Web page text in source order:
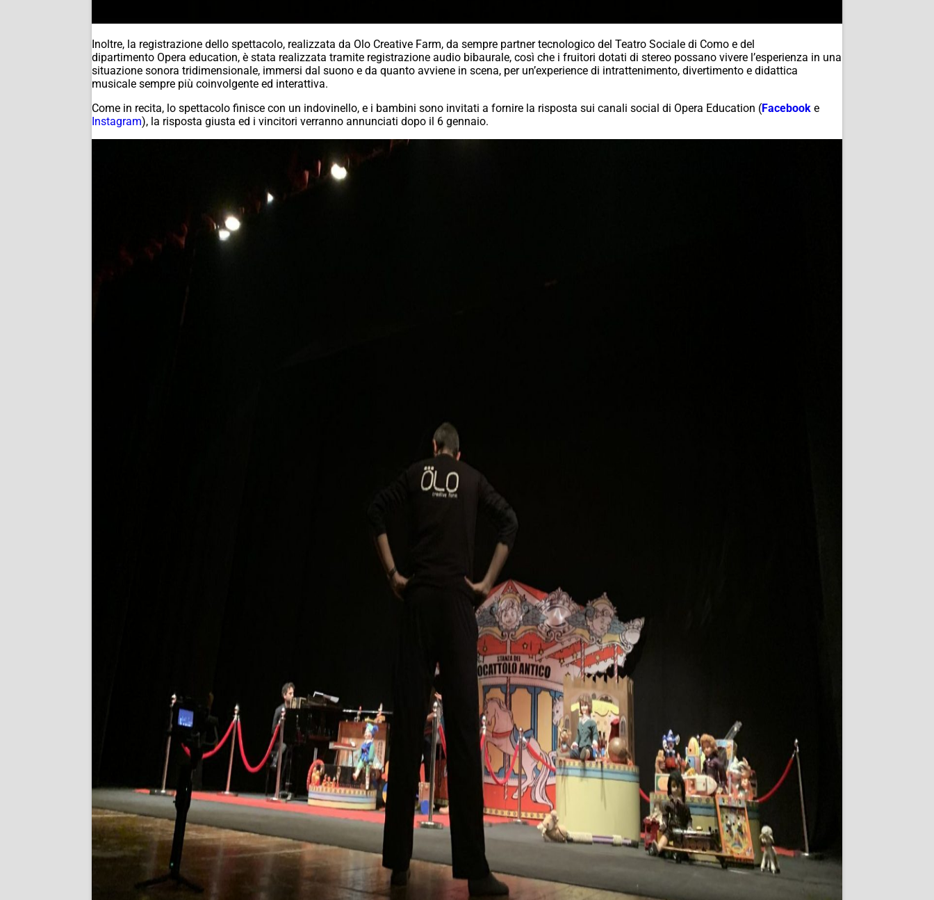
Inoltre, la registrazione dello spettacolo, realizzata da Olo Creative Farm, da sempre partnertecnologico del Teatro Sociale di Como e del
dipartimento Opera education, è stata realizzata tramite registrazione audio bibaurale, così che i fruitori dotati di stereo possano vivere l’esperienza in una
situazione sonora tridimensionale, immersi dal suono e da quanto avviene in scena, per un’experience di intrattenimento, divertimento e didattica
musicale sempre più coinvolgente ed interattiva.
Come in recita, lo spettacolo finisce con un indovinello, e i bambini sono invitati a fornire la risposta sui canali social di Opera Education (Facebook e
Instagram), la risposta giusta ed i vincitori verranno annunciati dopo il 6 gennaio.